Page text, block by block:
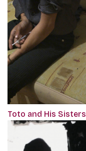
Toto and His Sisters